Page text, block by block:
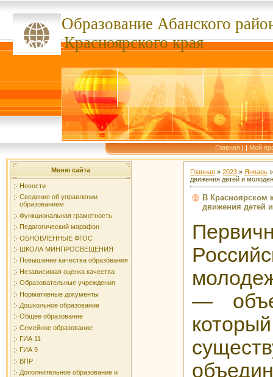
Образование Абанского
сссссссКрасноярского края
Главная | | Мой
Меню сайта
Новости
Сведения об управлении
образованием
Функциональная грамотность
Педагогический марафон
ОБНОВЛЕННЫЕ ФГОС
ШКОЛА МИНПРОСВЕЩЕНИЯ
Повышение качества образования
Независимая оценка качества
Образовательные учреждения
Нормативные документы
Дошкольное образование
Общее образование
Семейное образование
ГИА 11
ГИА 9
ВПР
Дополнительное образование и
Главная » 2023 » Январь »
движения детей и
В Красноярском
движения детей
—